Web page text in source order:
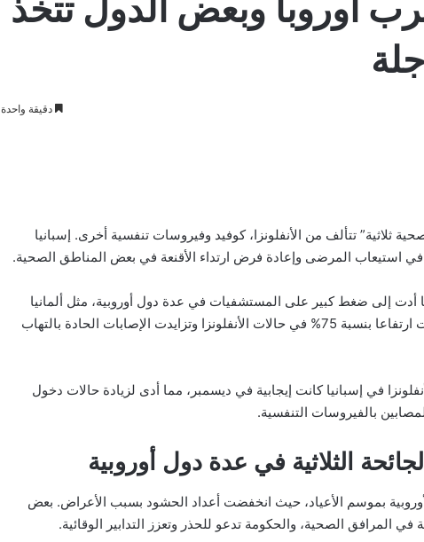
أوروبا وبعض الدول تتخذ
دقيقة واحدة
ثلاثية” تتألف من الأنفلونزا، كوفيد وفيروسات تنفسية أخرى. إسبانيا
في استيعاب المرضى وإعادة فرض ارتداء الأقنعة في بعض المناطق الصحية.
أدت إلى ضغط كبير على المستشفيات في عدة دول أوروبية، مثل ألمانيا
وفرنسا والمملكة المتحدة. إسبانيا سجلت ارتفاعا بنسبة 75% في حالات الأنفلونزا وتزايدت الإصابات الحادة بالتهاب
في إسبانيا كانت إيجابية في ديسمبر، مما أدى لزيادة حالات دخول
بالفيروسات التنفسية.
الثلاثية في عدة دول أوروبية
بموسم الأعياد، حيث انخفضت أعداد الحشود بسبب الأعراض. بعض
المرافق الصحية، والحكومة تدعو للحذر وتعزز التدابير الوقائية.